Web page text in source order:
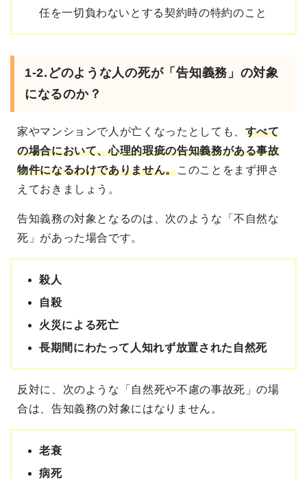
任を一切負わないとする契約時の特約のこと
1-2.どのような人の死が「告知義務」の対象
になるのか？
家やマンションで人が亡くなったとしても、 すべて
の場合において、心理的瑕疵の告知義務がある事故
物件になるわけでありません。このことをまず押さ
えておきましょう。
告知義務の対象となるのは、次のような「不自然な
死」があった場合です。
殺人
自殺
火災による死亡
長期間にわたって人知れず放置された自然死
反対に、次のような「自然死や不慮の事故死」の場
合は、告知義務の対象にはなりません。
老衰
病死